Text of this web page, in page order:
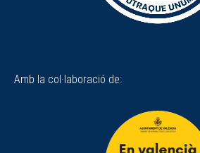
Amb la col·laboració de: